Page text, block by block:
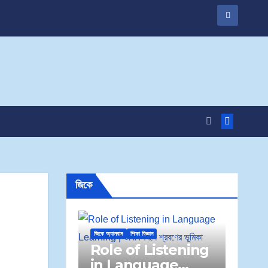
জিকে
জিকে অ্যালবাম শিক্ষা বিজ্ঞান
Role of Listening